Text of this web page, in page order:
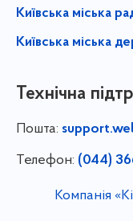
Київська міська
Київська міська
Технічна
Пошта:
Телефон: (044)
Компанія